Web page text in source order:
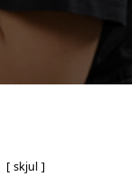
skjul